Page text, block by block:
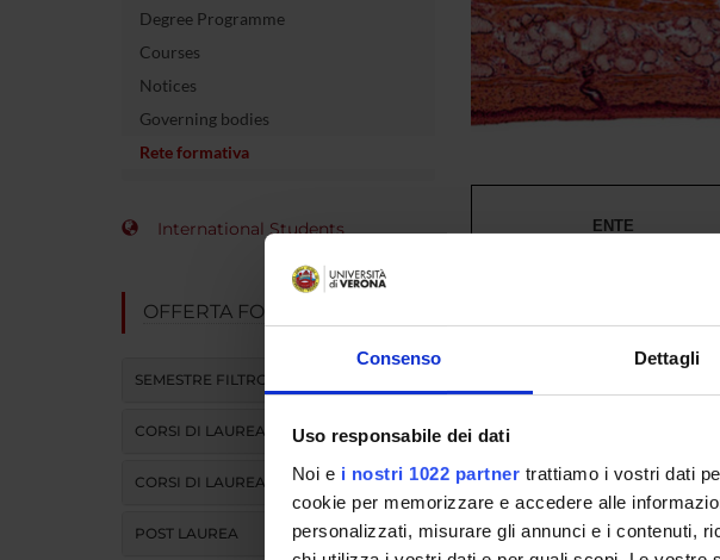
Consenso Dettagli
Uso responsabile dei dati
Noi e i nostri 1022 partner trattiamo i vostri dati
cookie per memorizzare e accedere alle
personalizzati, misurare gli annunci e i contenuti,
Degree Programme
Courses
Notices
Governing bodies
Rete formativa
International Students
OFFERTA FORMATIVA
SEMESTRE FILTRO
CORSI DI LAUREA
CORSI DI LAUREA MAGISTRALE
POST LAUREA
ENTE
Azienda Ospedaliera Universitaria
Integrata Verona
Ospedale P. Pederzoli - Casa di
Privata SpA